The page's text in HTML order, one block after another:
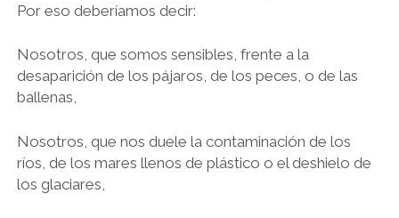
Por eso deberíamos decir:
Nosotros, que somos sensibles, frente a la
desaparición de los pájaros, de los peces, o de las
ballenas,
Nosotros, que nos duele la contaminación de los
ríos, de los mares llenos de plástico o el deshielo de
los glaciares,